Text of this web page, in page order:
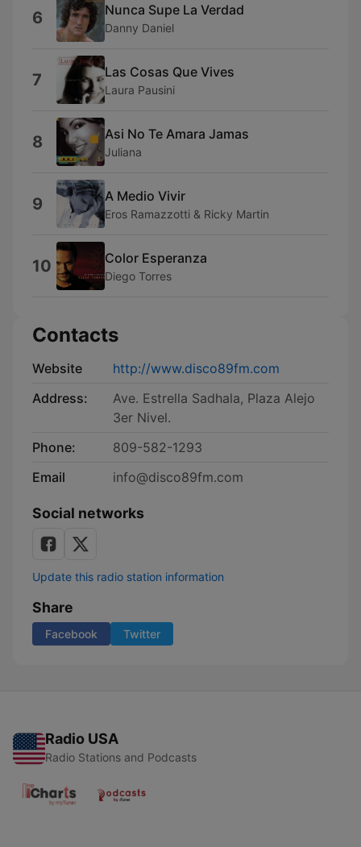
6 Nunca Supe La Verdad
Danny Daniel
7 Las Cosas Que Vives
Laura Pausini
8 Asi No Te Amara Jamas
Juliana
9 A Medio Vivir
Eros Ramazzotti & Ricky Martin
10 Color Esperanza
Diego Torres
Contacts
Website
http://www.disco89fm.com
Address:
Ave. Estrella Sadhala, Plaza Alejo
3er Nivel.
Phone:
809-582-1293
Email
info@disco89fm.com
Social networks
Update this radio station information
Share
Facebook Twitter
Radio USA
Radio Stations and Podcasts